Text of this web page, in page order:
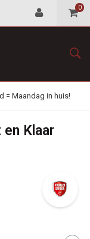
0
= Maandag in huis!
Klaar